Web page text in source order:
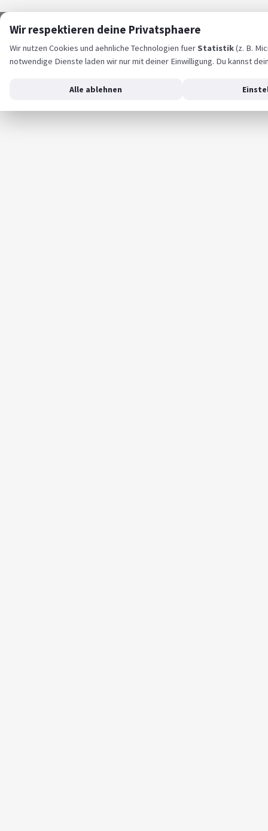
Wir respektieren deine Privatsphaere
Wir nutzen Cookies und aehnliche Technologien fuerStatistik(z. B.
notwendige Dienste laden wir nur mit deiner Einwilligung. Du kannst
Alle ablehnen